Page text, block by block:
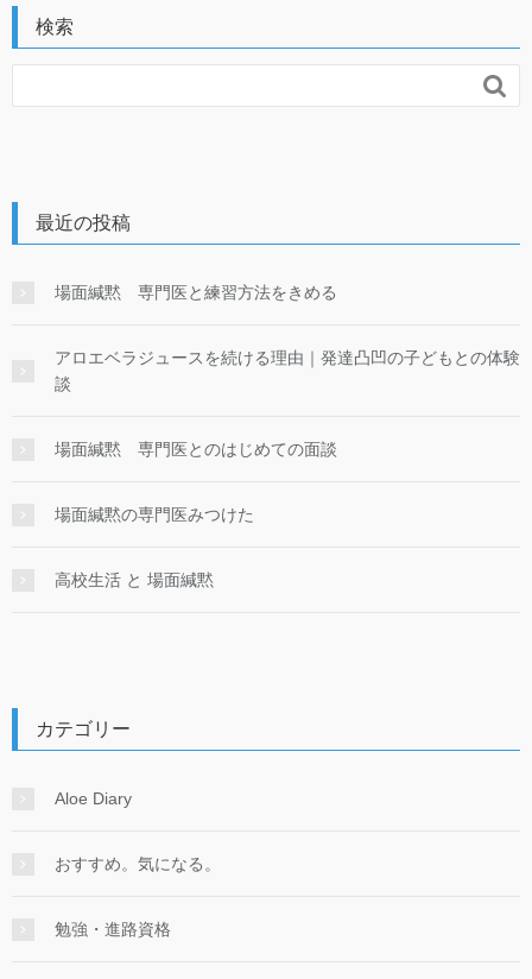
検索

最近の投稿
場面緘黙 専門医と練習方法をきめる
アロエベラジュースを続ける理由｜発達凸凹の子どもとの体験
談
場面緘黙 専門医とのはじめての面談
場面緘黙の専門医みつけた
高校生活 と 場面緘黙
カテゴリー
Aloe Diary
おすすめ。気になる。
勉強・進路資格